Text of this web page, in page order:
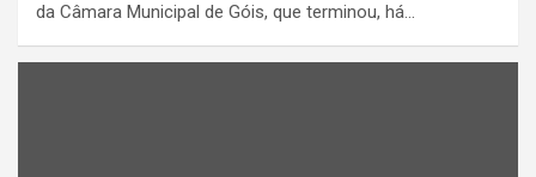
da Câmara Municipal de Góis, que terminou, há…